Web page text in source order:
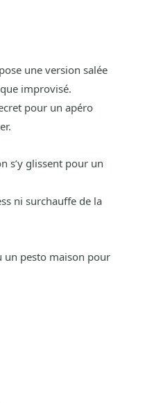
une version salée
improvisé.
pour un apéro
s’y glissent pour un
ni surchauffe de la
un pesto maison pour